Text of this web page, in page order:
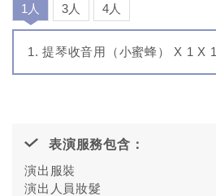
1人 3人 4人
提琴收音用（小蜜蜂） X 1 X 1
表演服務包含：
演出服裝
演出人員妝髮